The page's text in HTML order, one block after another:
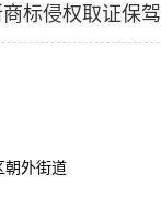
标侵权取证保驾​
朝外街道